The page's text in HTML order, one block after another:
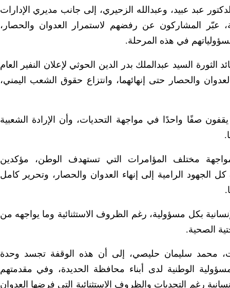
عبد عبيد، وعبدالله الزحيري، إلى جانب مديري الإدارات
عبّر المشاركون عن رفضهم لاستمرار العدوان والحصار،
في هذه المرحلة.
السيد عبدالملك بدر الدين الحوثي لإعلان النفير العام
والحصار حتى إنهائهما، وانتزاع حقوق الشعب اليمني،
صفًا واحدًا في مواجهة التحديات، وأن الإرادة الشعبية
مختلف المؤامرات التي تستهدف الوطن، مؤكدين
الجهود الرامية إلى إنهاء العدوان والحصار، وتحرير كامل
بكل مسؤولية، رغم الظروف الاستثنائية وما يواجهه من
الصحية.
محمد سليمان حليصي، إلى أن هذه الوقفة تجسد وحدة
الوطنية لدى أبناء محافظة الحديدة، وفي مقدمتهم
رغم التحديات والظروف الاستثنائية التي فرضها العدوان